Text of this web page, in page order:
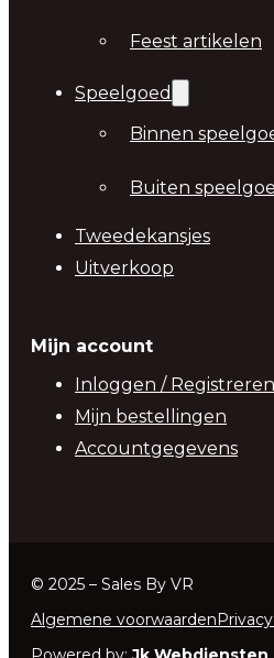
Feest artikelen
Speelgoed
Binnen
Buiten
Tweedekansjes
Uitverkoop
Mijn account
Inloggen / Registreren
Mijn bestellingen
Accountgegevens
© 2025 – Sales By VR
Algemene voorwaarden